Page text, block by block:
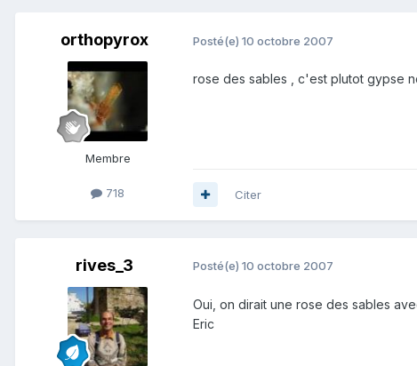
orthopyrox
Membre
718
Posté(e) 10 octobre 2007
rose des sables , c'est plutot gypse
Citer
rives_3 Posté(e) 10 octobre 2007
Oui, on dirait une rose des sables
Eric